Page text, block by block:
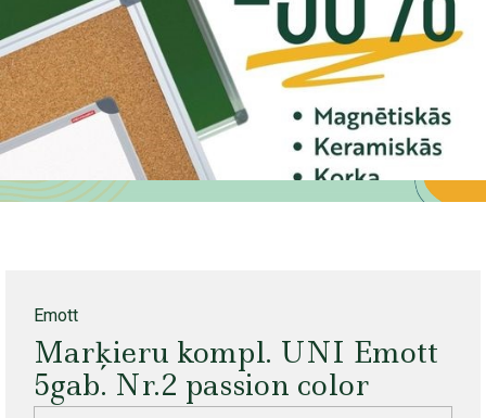
Emott
Marķieru kompl. UNI Emott
5gab. Nr.2 passion color